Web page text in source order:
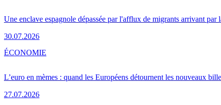
Une enclave espagnole dépassée par l'afflux de migrants arrivant par
30.07.2026
L’euro en mèmes : quand les Européens détournent les nouveaux
27.07.2026
ÉCONOMIE